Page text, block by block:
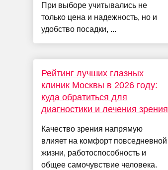
При выборе учитывались не
только цена и надежность, но и
удобство посадки, ...
Рейтинг лучших глазных
клиник Москвы в 2026 году:
куда обратиться для
диагностики и лечения зрения
Качество зрения напрямую
влияет на комфорт повседневной
жизни, работоспособность и
общее самочувствие человека.